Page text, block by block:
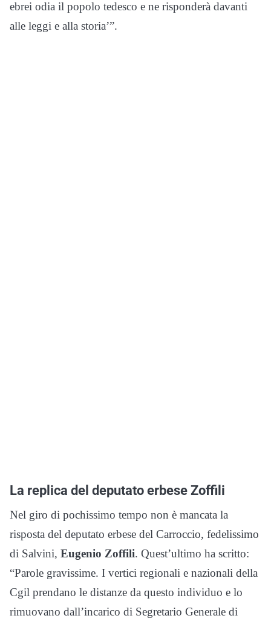
ebrei odia il popolo tedesco e ne risponderà davanti
alle leggi e alla storia’”.
La replica del deputato erbese Zoffili
Nel giro di pochissimo tempo non è mancata la
risposta del deputato erbese del Carroccio, fedelissimo
di Salvini, Eugenio Zoffili. Quest’ultimo ha scritto:
“Parole gravissime. I vertici regionali e nazionali della
Cgil prendano le distanze da questo individuo e lo
rimuovano dall’incarico di Segretario Generale di